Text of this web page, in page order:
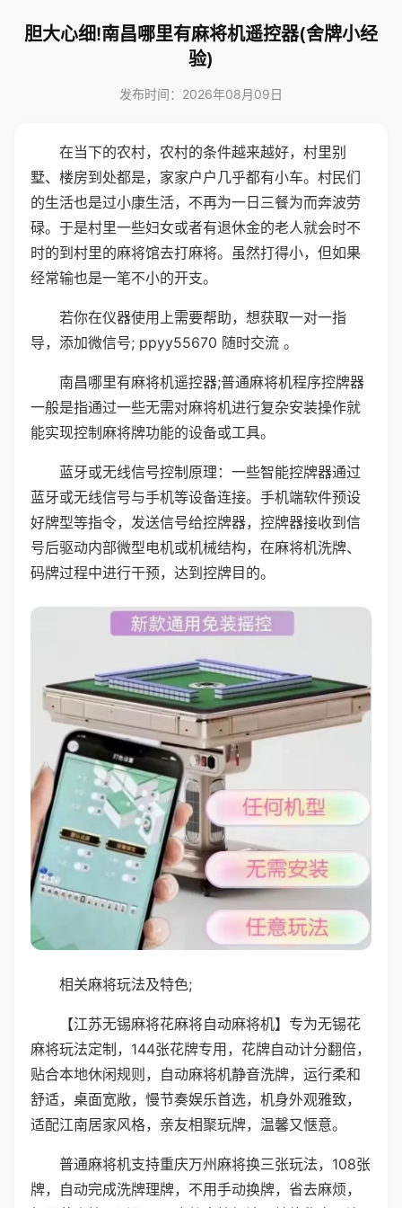
胆大心细!南昌哪里有麻将机遥控器(舍牌小经
验)
发布时间：2026年08月09日
在当下的农村，农村的条件越来越好，村里别
墅、楼房到处都是，家家户户几乎都有小车。村民们
的生活也是过小康生活，不再为一日三餐为而奔波劳
碌。于是村里一些妇女或者有退休金的老人就会时不
时的到村里的麻将馆去打麻将。虽然打得小，但如果
经常输也是一笔不小的开支。
若你在仪器使用上需要帮助，想获取一对一指
导，添加微信号; ppyy55670 随时交流 。
南昌哪里有麻将机遥控器;普通麻将机程序控牌器
一般是指通过一些无需对麻将机进行复杂安装操作就
能实现控制麻将牌功能的设备或工具。
蓝牙或无线信号控制原理：一些智能控牌器通过
蓝牙或无线信号与手机等设备连接。手机端软件预设
好牌型等指令，发送信号给控牌器，控牌器接收到信
号后驱动内部微型电机或机械结构，在麻将机洗牌、
码牌过程中进行干预，达到控牌目的。
相关麻将玩法及特色;
【江苏无锡麻将花麻将自动麻将机】专为无锡花
麻将玩法定制，144张花牌专用，花牌自动计分翻倍，
贴合本地休闲规则，自动麻将机静音洗牌，运行柔和
舒适，桌面宽敞，慢节奏娱乐首选，机身外观雅致，
适配江南居家风格，亲友相聚玩牌，温馨又惬意。
普通麻将机支持重庆万州麻将换三张玩法，108张
牌，自动完成洗牌理牌，不用手动换牌，省去麻烦，